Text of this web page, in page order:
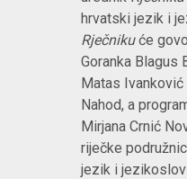
hrvatski jezik i
Rječnikuće
Goranka Blagus
Matas Ivanković
Nahod, a
Mirjana Crnić
riječke
jezik i